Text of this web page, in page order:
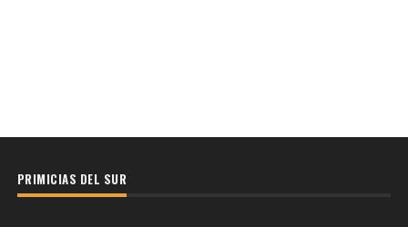
PRIMICIAS DEL SUR